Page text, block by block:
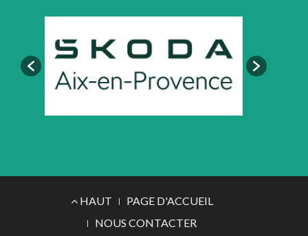
MenuHAUT
PAGE D'ACCUEIL
NOUS CONTACTER